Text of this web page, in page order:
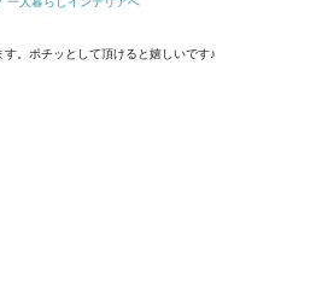
。ポチッとして頂けると嬉しいです♪